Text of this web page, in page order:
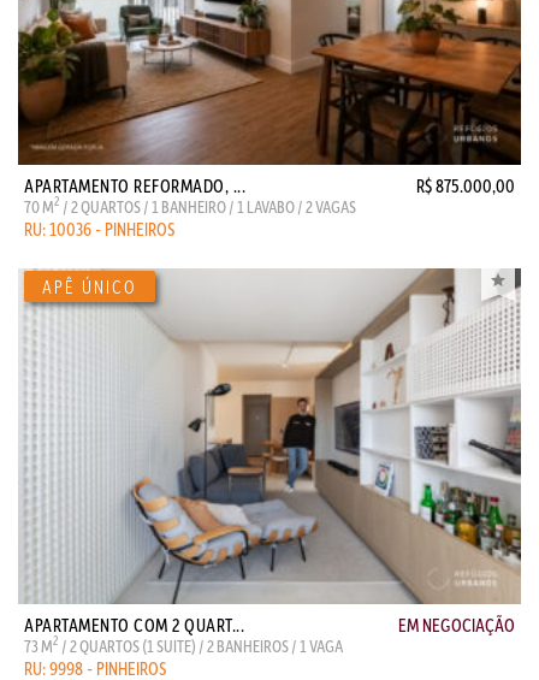
APARTAMENTO REFORMADO, ... R$ 875.000,00
70 M2 / 2 QUARTOS / 1 BANHEIRO / 1 LAVABO / 2 VAGAS
RU: 10036 - PINHEIROS
APARTAMENTO COM 2 QUART... EM NEGOCIAÇÃO
73 M2 / 2 QUARTOS (1 SUITE) / 2 BANHEIROS / 1 VAGA
RU: 9998 - PINHEIROS